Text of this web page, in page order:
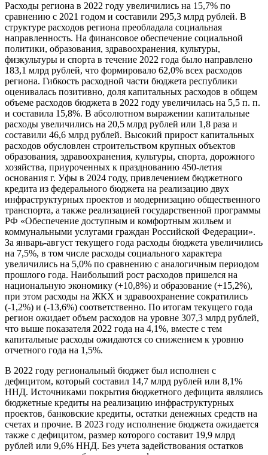
Расходы региона в 2022 году увеличились на 15,7% по
сравнению с 2021 годом и составили 295,3 млрд рублей. В
структуре расходов региона преобладала социальная
направленность. На финансовое обеспечение социальной
политики, образования, здравоохранения, культуры,
физкультуры и спорта в течение 2022 года было направлено
183,1 млрд рублей, что формировало 62,0% всех расходов
региона. Гибкость расходной части бюджета республики
оценивалась позитивно, доля капитальных расходов в общем
объеме расходов бюджета в 2022 году увеличилась на 5,5 п. п.
и составила 15,8%. В абсолютном выражении капитальные
расходы увеличились на 20,5 млрд рублей или 1,8 раза и
составили 46,6 млрд рублей. Высокий прирост капитальных
расходов обусловлен строительством крупных объектов
образования, здравоохранения, культуры, спорта, дорожного
хозяйства, приуроченных к празднованию 450-летия
основания г. Уфы в 2024 году, привлечением бюджетного
кредита из федерального бюджета на реализацию двух
инфраструктурных проектов и модернизацию общественного
транспорта, а также реализацией государственной программы
РФ «Обеспечение доступным и комфортным жильем и
коммунальными услугами граждан Российской Федерации».
За январь-август текущего года расходы бюджета увеличились
на 7,5%, в том числе расходы социального характера
увеличились на 5,0% по сравнению с аналогичным периодом
прошлого года. Наибольший рост расходов пришелся на
национальную экономику (+10,8%) и образование (+15,2%),
при этом расходы на ЖКХ и здравоохранение сократились
(-1,2%) и (-13,6%) соответственно. По итогам текущего года
регион ожидает объем расходов на уровне 307,3 млрд рублей,
что выше показателя 2022 года на 4,1%, вместе с тем
капитальные расходы ожидаются со снижением к уровню
отчетного года на 1,5%.
В 2022 году региональный бюджет был исполнен с
дефицитом, который составил 14,7 млрд рублей или 8,1%
ННД. Источниками покрытия бюджетного дефицита являлись
бюджетные кредиты на реализацию инфраструктурных
проектов, банковские кредиты, остатки денежных средств на
счетах и прочие. В 2023 году исполнение бюджета ожидается
также с дефицитом, размер которого составит 19,9 млрд
рублей или 9,6% ННД. Без учета задействования остатков